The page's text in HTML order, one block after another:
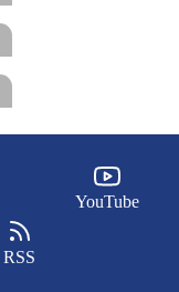
YouTube
RSS